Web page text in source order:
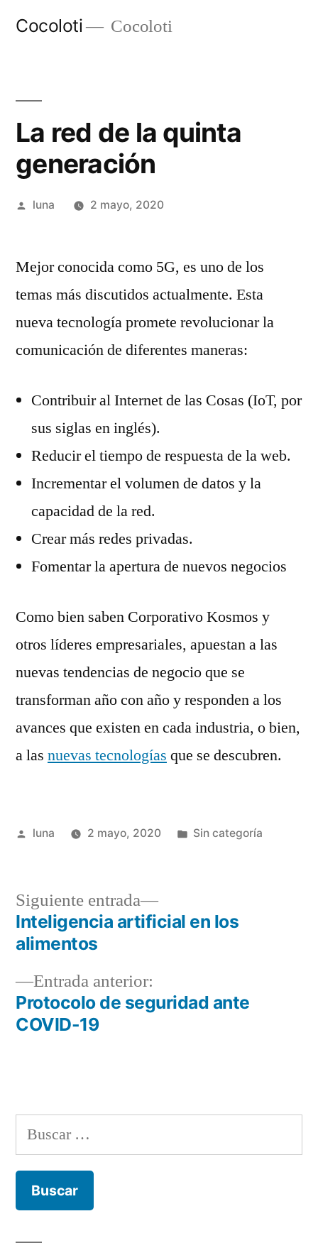
Cocoloti Cocoloti
La red de la quinta
generación
Publicado
luna 2 mayo, 2020
Mejor conocida como 5G, es uno de los
temas más discutidos actualmente. Esta
nueva tecnología promete revolucionar la
comunicación de diferentes maneras:
Contribuir al Internet de las Cosas (IoT, por
sus siglas en inglés).
Reducir el tiempo de respuesta de la web.
Incrementar el volumen de datos y la
capacidad de la red.
Crear más redes privadas.
Fomentar la apertura de nuevos negocios
Como bien saben Corporativo Kosmos y
otros líderes empresariales, apuestan a las
nuevas tendencias de negocio que se
transforman año con año y responden a los
avances que existen en cada industria, o bien,
a las nuevas tecnologías que se descubren.
Publicado
luna 2 mayo, 2020
Publicada
Sin categoría
Navegación
entradas
Entrada anterior:
anterior:
Protocolo de seguridad ante
COVID-19
Siguiente entrada
Siguiente
entrada:
Inteligencia artificial en los
alimentos
Buscar: